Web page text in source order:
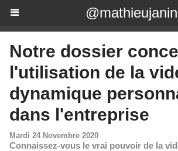
@mathieujanin
Notre dossier
l'utilisation de la
dynamique
dans l'entreprise
Mardi 24 Novembre 2020
Connaissez-vous le vrai pouvoir de la